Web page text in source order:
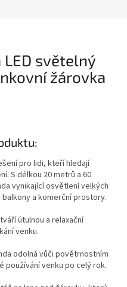
světelný
žárovka
pro lidi, kteří hledají
S délkou 20 metrů a 60
vynikající osvětlení velkých
a komerční prostory.
útulnou a relaxační
venku.
odolná vůči povětrnostním
používání venku po celý rok.